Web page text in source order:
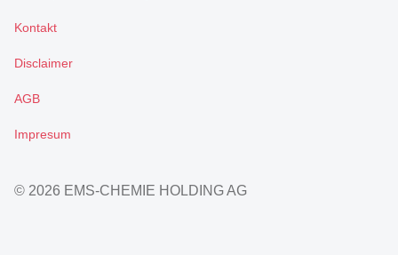
Kontakt
Disclaimer
AGB
Impresum
© 2026 EMS-CHEMIE HOLDING AG